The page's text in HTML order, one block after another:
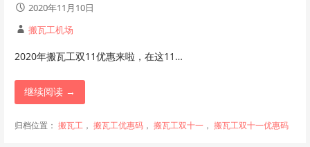
2020年11月10日
搬瓦工机场
2020年搬瓦工双11优惠来啦，在这11…
继续阅读 →
归档位置： 搬瓦工， 搬瓦工优惠码， 搬瓦工双十一， 搬瓦工双十一优惠码